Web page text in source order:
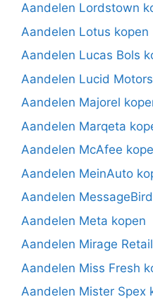
Aandelen Lordstown
Aandelen Lotus kopen
Aandelen Lucas Bols
Aandelen Lucid
Aandelen Majorel
Aandelen Marqeta
Aandelen McAfee
Aandelen MeinAuto
Aandelen
Aandelen Meta kopen
Aandelen Mirage
Aandelen Miss Fresh
Aandelen Mister Spex